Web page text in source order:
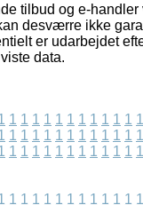
tilbud og e-
desværre ikke
er udarbejdet
data.
1 1 1 1 1 1 1 1 1 1 1 1
1 1 1 1 1 1 1 1 1 1 1 1
1 1 1 1 1 1 1 1 1 1 1 1
1 1 1 1 1 1 1 1 1 1 1 1